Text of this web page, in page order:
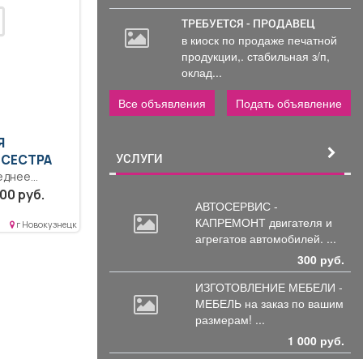
Создает
руб.
г Новокузнецк
ТРЕБУЕТСЯ - ПРОДАВЕЦ
в киоск по продаже печатной
продукции,. стабильная з/п,
оклад...
Все объявления
Подать объявление
УСЛУГИ
АВТОСЕРВИС -
КАПРЕМОНТ двигателя и
агрегатов автомобилей. ...
300 руб.
ИЗГОТОВЛЕНИЕ МЕБЕЛИ -
МЕБЕЛЬ на заказ по вашим
размерам! ...
1 000 руб.